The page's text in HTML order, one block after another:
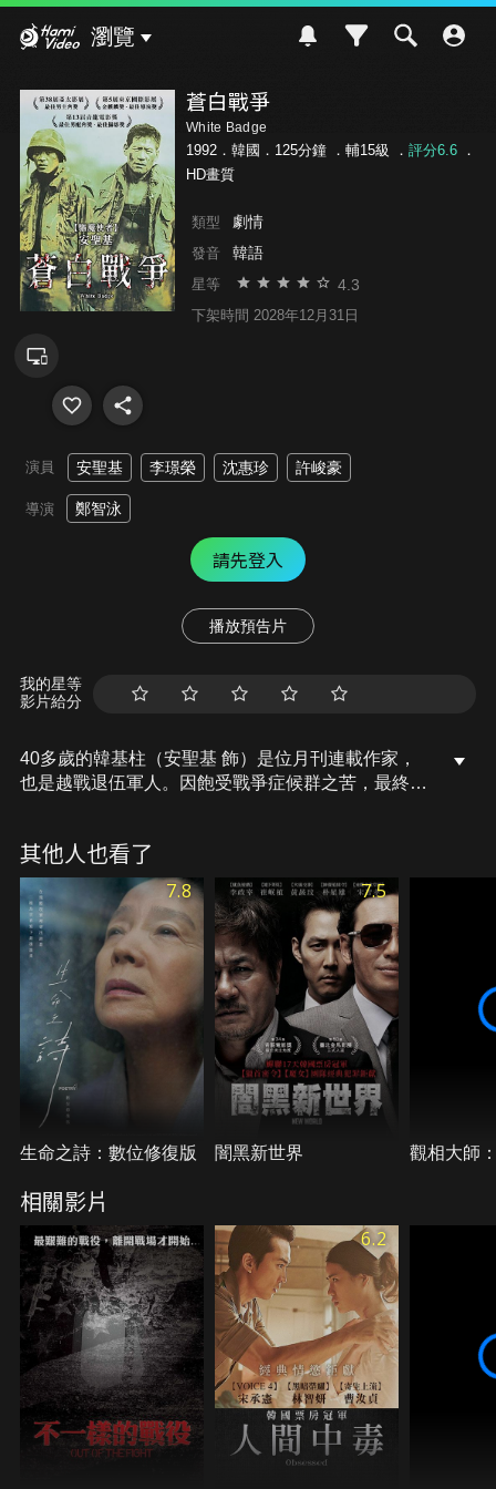
瀏覽
蒼白戰爭
White Badge
1992．韓國．125分鐘 ． 輔15級 ． 評分6.6．
HD畫質
類型 劇情
發音 韓語
星等 4.3
下架時間 2028年12月31日
演員 安聖基 李璟榮 沈惠珍 許峻豪
導演 鄭智泳
請先登入
播放預告片
我的星等
影片給分
40多歲的韓基柱（安聖基 飾）是位月刊連載作家，
也是越戰退伍軍人。因飽受戰爭症候群之苦，最終與
終無法擺脫戰爭的巨大陰影的邊鎮秀，竟要韓基柱為
他了結痛苦的餘生……
其他人也看了
7.8
生命之詩：數位修復版
7.5
闇黑新世界 觀相大師
相關影片
6.2